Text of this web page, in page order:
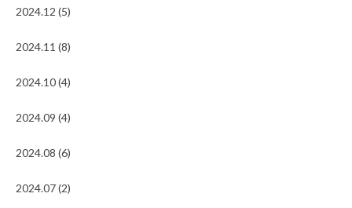
2024.12 (5)
2024.11 (8)
2024.10 (4)
2024.09 (4)
2024.08 (6)
2024.07 (2)